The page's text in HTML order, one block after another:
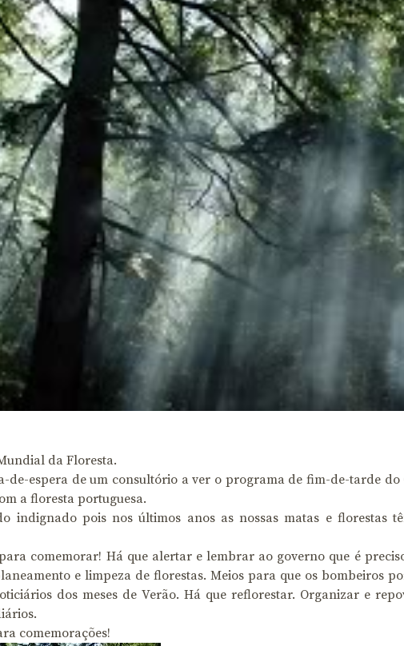
da Floresta.
de-espera de um consultório a ver o programa de fim-de-tarde
a floresta portuguesa.
indignado pois nos últimos anos as nossas matas e
comemorar! Há que alertar e lembrar ao governo que é
e limpeza de florestas. Meios para que os bombeiros
dos meses de Verão. Há que reflorestar. Organizar e
comemorações!